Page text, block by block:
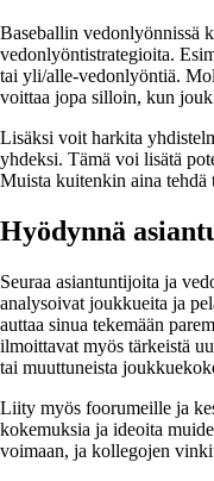
Baseballin vedonlyönnissä
vedonlyöntistrategioita.
tai yli/alle-vedonlyöntiä.
voittaa jopa silloin, kun
Lisäksi voit harkita
yhdeksi. Tämä voi lisätä
Muista kuitenkin aina tehdä
Hyödynnä
Seuraa asiantuntijoita ja
analysoivat joukkueita ja
auttaa sinua tekemään
ilmoittavat myös tärkeistä
tai muuttuneista
Liity myös foorumeille ja
kokemuksia ja ideoita
voimaan, ja kollegojen